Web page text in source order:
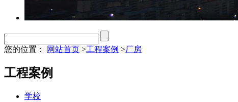
您的位置： 网站首页 >工程案例 >厂房
工程案例
学校